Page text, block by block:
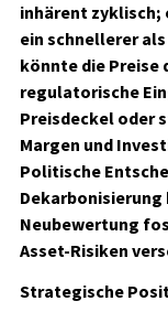
inhärent
ein schnellerer
könnte die Preise
regulatorische
Preisdeckel oder
Margen und
Politische
Neubewertung
Asset-Risiken
Strategische